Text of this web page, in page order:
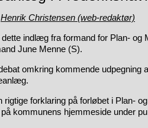
Henrik Christensen (web-redaktør)
indlæg fra formand for Plan- og
June Menne (S).
omkring kommende udpegning
rigtige forklaring på forløbet i Plan-
kommunens hjemmeside under